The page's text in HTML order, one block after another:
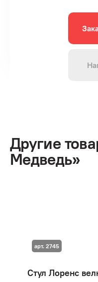
Другие
Медведь»
Стул Лоренс
арт. 2745